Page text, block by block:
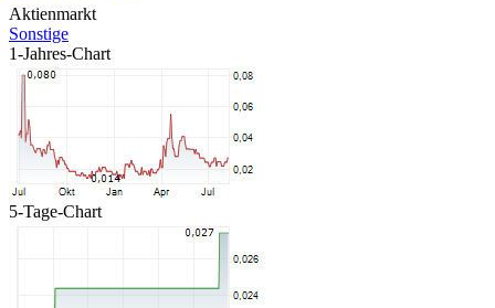
Aktienmarkt
Sonstige
1-Jahres-Chart
5-Tage-Chart